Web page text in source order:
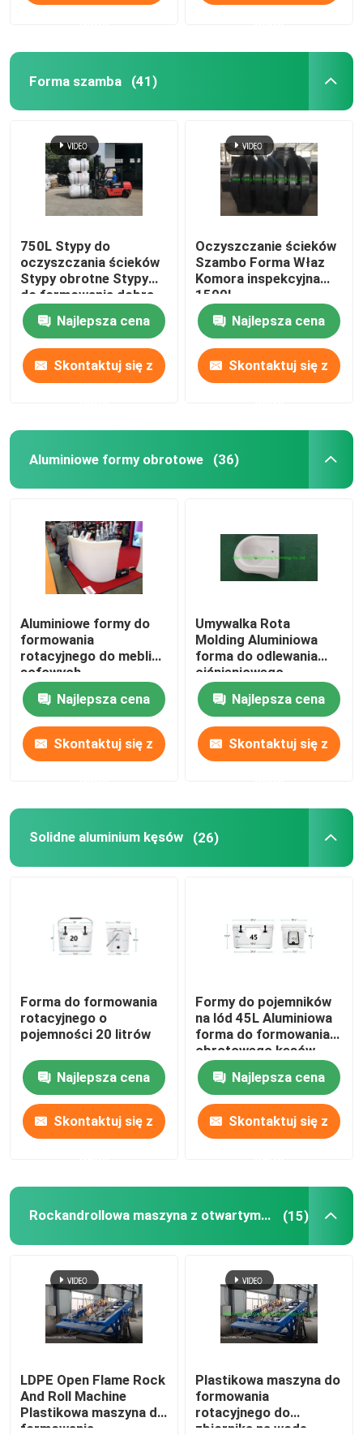
Forma szamba (41)
750L Stypy do
oczyszczania ścieków
Stypy obrotne Stypy
do formowania dobra
cena wysokiej jakości
Stypy do zbiornika
septicznego SMC
Najlepsza cena
Skontaktuj się z
Oczyszczanie ścieków
Szambo Forma Właz
Komora inspekcyjna
1500L
Najlepsza cena
Skontaktuj się z
Aluminiowe formy obrotowe (36)
Aluminiowe formy do
formowania
rotacyjnego do mebli
sofowych
Najlepsza cena
Skontaktuj się z
Umywalka Rota
Molding Aluminiowa
forma do odlewania
ciśnieniowego
Najlepsza cena
Skontaktuj się z
Solidne aluminium kęsów (26)
Forma do formowania
rotacyjnego o
pojemności 20 litrów
Najlepsza cena
Skontaktuj się z
Formy do pojemników
na lód 45L Aluminiowa
forma do formowania
obrotowego kęsów
CNC
Najlepsza cena
Skontaktuj się z
Rockandrollowa maszyna z otwartym płomieniem (15)
LDPE Open Flame Rock
And Roll Machine
Plastikowa maszyna do
formowania
Plastikowa maszyna do
formowania
rotacyjnego do
zbiornika na wodę